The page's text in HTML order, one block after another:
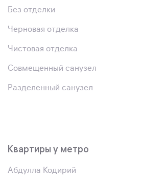
Без отделки
Черновая отделка
Чистовая отделка
Совмещенный санузел
Разделенный санузел
Квартиры у метро
Абдулла Кодирий